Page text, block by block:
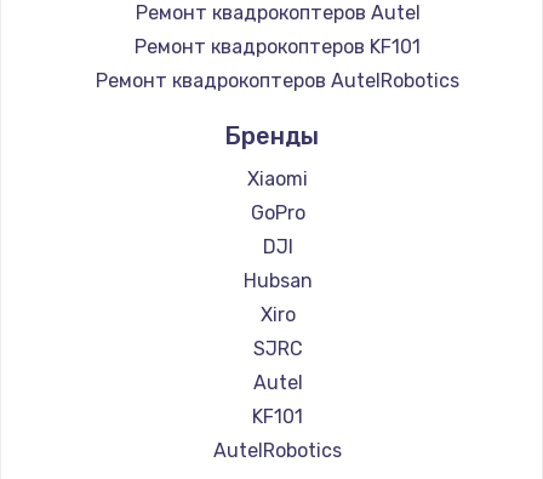
Ремонт квадрокоптеров Autel
Ремонт квадрокоптеров KF101
Ремонт квадрокоптеров AutelRobotics
Бренды
Xiaomi
GoPro
DJI
Hubsan
Xiro
SJRC
Autel
KF101
AutelRobotics